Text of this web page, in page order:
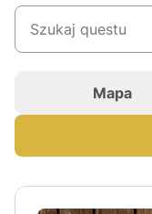
Wspinaczkowe
Kraj
Mapa